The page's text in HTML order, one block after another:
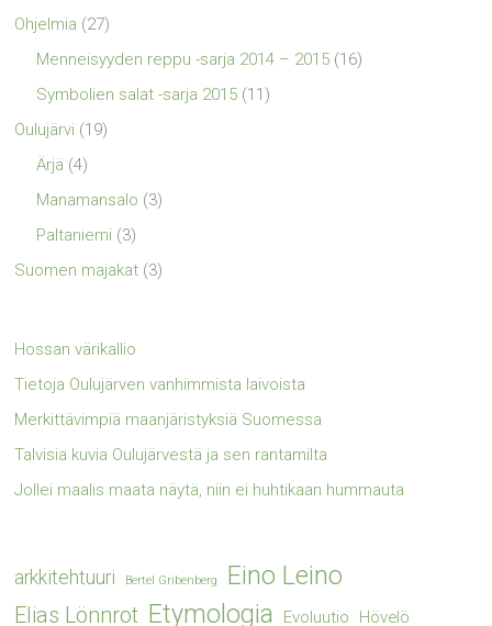
Ohjelmia (27)
Menneisyyden reppu -sarja 2014 – 2015 (16)
Symbolien salat -sarja 2015 (11)
Oulujärvi (19)
Ärjä (4)
Manamansalo (3)
Paltaniemi (3)
Suomen majakat (3)
Hossan värikallio
Tietoja Oulujärven vanhimmista laivoista
Merkittävimpiä maanjäristyksiä Suomessa
Talvisia kuvia Oulujärvestä ja sen rantamilta
Jollei maalis maata näytä, niin ei huhtikaan hummauta
arkkitehtuuri Bertel Gribenberg Eino Leino
Elias Lönnrot Etymologia Evoluutio Hövelö